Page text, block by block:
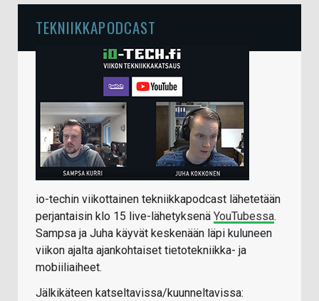
TEKNIIKKAPODCAST
io-techin viikottainen tekniikkapodcast lähetetään
perjantaisin klo 15 live-lähetyksenä YouTubessa.
Sampsa ja Juha käyvät keskenään läpi kuluneen
viikon ajalta ajankohtaiset tietotekniikka- ja
mobiiliaiheet.
Jälkikäteen katseltavissa/kuunneltavissa: